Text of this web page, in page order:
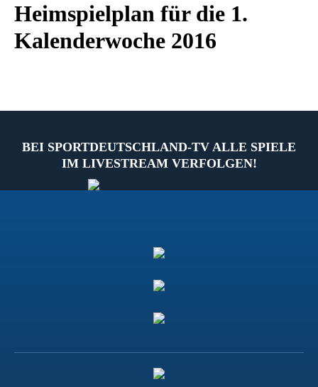
Heimspielplan für die 1.
Kalenderwoche 2016
BEI SPORTDEUTSCHLAND-TV ALLE SPIELE
IM LIVESTREAM VERFOLGEN!